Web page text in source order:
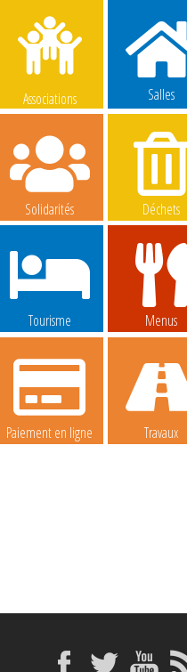
Associations Salles
Solidarités Déchets
Tourisme Menus
Paiement en ligne Travaux